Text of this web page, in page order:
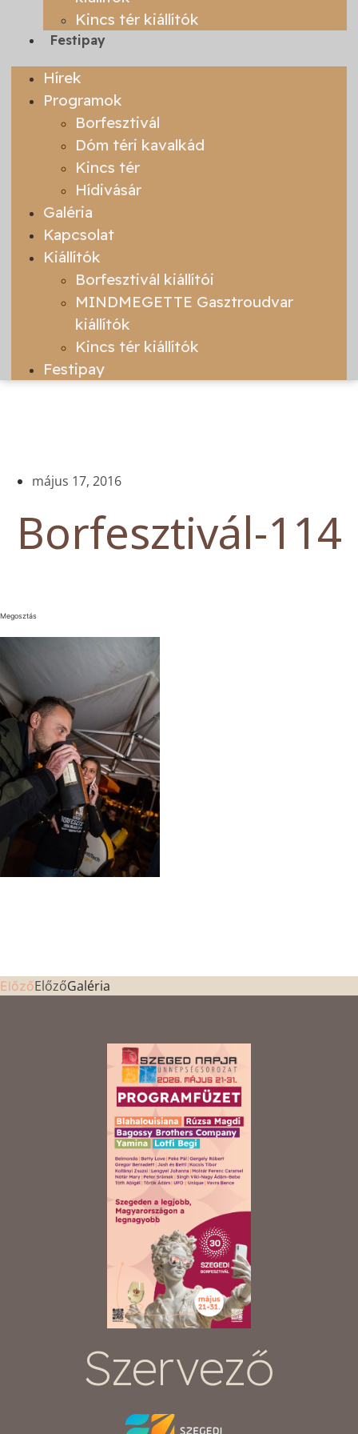
Kincs tér kiállítók
Festipay
Hírek
Programok
Borfesztivál
Dóm téri kavalkád
Kincs tér
Hídivásár
Galéria
Kapcsolat
Kiállítók
Borfesztivál kiállítói
MINDMEGETTE Gasztroudvar
kiállítók
Kincs tér kiállítók
Festipay
május 17, 2016
Borfesztivál-114
Megosztás
ElőzőElőzőGaléria
Szervező